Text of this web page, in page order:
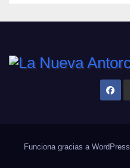
Funciona gracias a WordPress